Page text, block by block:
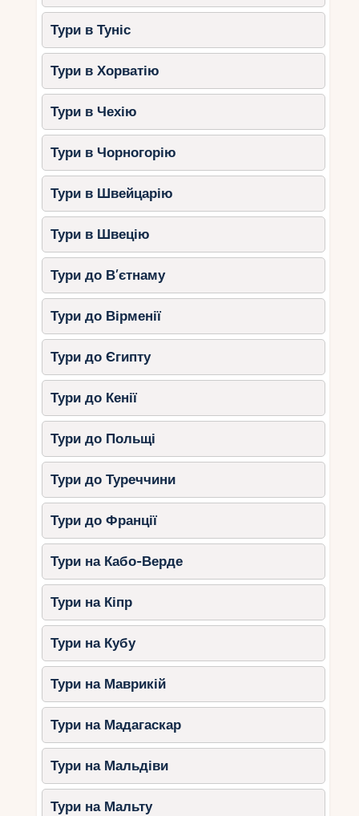
Тури в Туніс
Тури в Хорватію
Тури в Чехію
Тури в Чорногорію
Тури в Швейцарію
Тури в Швецію
Тури до В’єтнаму
Тури до Вірменії
Тури до Єгипту
Тури до Кенії
Тури до Польщі
Тури до Туреччини
Тури до Франції
Тури на Кабо-Верде
Тури на Кіпр
Тури на Кубу
Тури на Маврикій
Тури на Мадагаскар
Тури на Мальдіви
Тури на Мальту